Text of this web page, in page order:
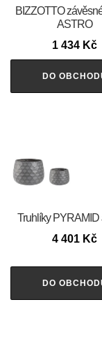
BIZZOTTO
ASTRO
1 434 Kč
DO
Truhlíky PYRAMID
4 401 Kč
DO